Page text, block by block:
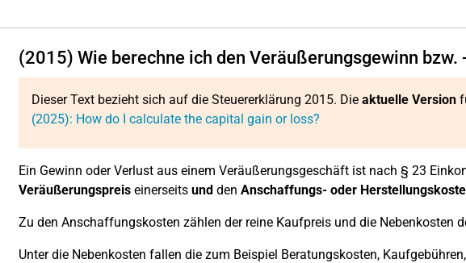
(2015) Wie berechne ich den Veräußerungsgewinn bzw.
Dieser Text bezieht sich auf die Steuererklärung 2015. Die aktuelle Version
(2025): How do I calculate the capital gain or loss?
Ein Gewinn oder Verlust aus einem Veräußerungsgeschäft ist nach § 23
Veräußerungspreis einerseits undden Anschaffungs- oder
Zu den Anschaffungskosten zählen der reine Kaufpreis und die Nebenkosten
Unter die Nebenkosten fallen die zum Beispiel Beratungskosten,